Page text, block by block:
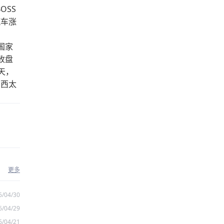
涨
家
盘
太
更多
04/30
04/29
04/21